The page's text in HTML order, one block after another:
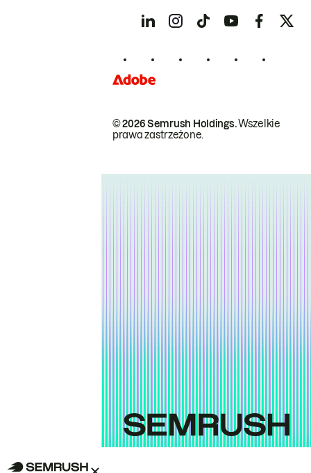
© 2026 Semrush Holdings.Wszelkie
prawa zastrzeżone.